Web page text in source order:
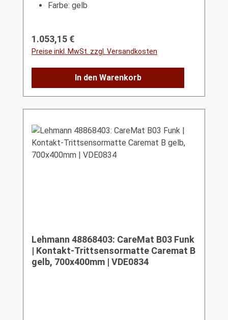
Farbe: gelb
Regulärer Preis:
1.053,15 €
Preise inkl. MwSt. zzgl. Versandkosten
In den Warenkorb
Lehmann 48868403: CareMat B03 Funk
| Kontakt-Trittsensormatte Caremat B
gelb, 700x400mm | VDE0834